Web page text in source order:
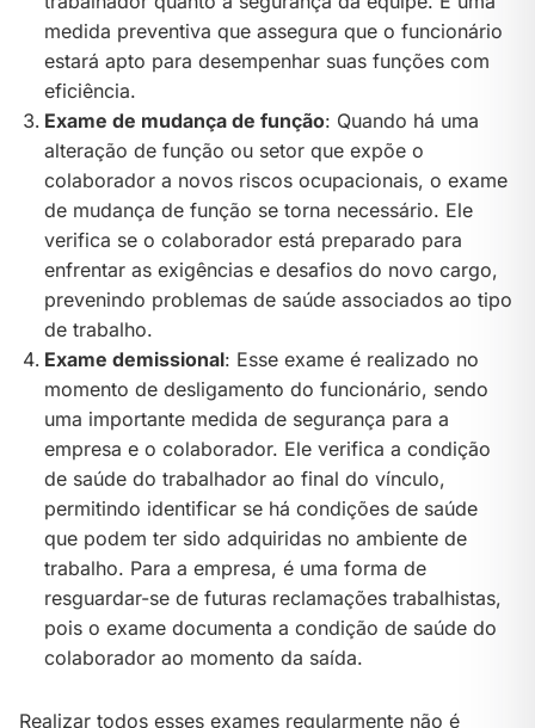
medida preventiva que assegura que o funcionário
estará apto para desempenhar suas funções com
eficiência.
Exame de mudança de função: Quando há uma
alteração de função ou setor que expõe o
colaborador a novos riscos ocupacionais, o exame
de mudança de função se torna necessário. Ele
verifica se o colaborador está preparado para
enfrentar as exigências e desafios do novo cargo,
prevenindo problemas de saúde associados ao tipo
de trabalho.
Exame demissional: Esse exame é realizado no
momento de desligamento do funcionário, sendo
uma importante medida de segurança para a
empresa e o colaborador. Ele verifica a condição
de saúde do trabalhador ao final do vínculo,
permitindo identificar se há condições de saúde
que podem ter sido adquiridas no ambiente de
trabalho. Para a empresa, é uma forma de
resguardar-se de futuras reclamações trabalhistas,
pois o exame documenta a condição de saúde do
colaborador ao momento da saída.
Realizar todos esses exames regularmente não é